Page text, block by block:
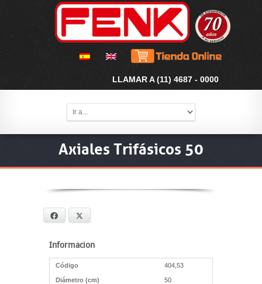
LLAMAR A (11) 4687 - 0000
Axiales Trifásicos 50
Facebook
Informacion
Código 404,53
Diámetro (cm) 50